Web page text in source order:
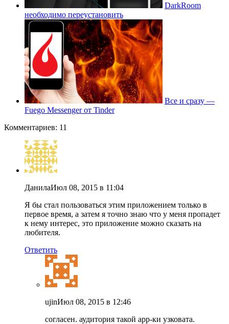
DarkRoom
необходимо переустановить
Все и сразу —
Fuego Messenger от Tinder
Комментариев: 11
ДанилаИюл 08, 2015 в 11:04
Я бы стал пользоваться этим приложением только в
первое время, а затем я точно знаю что у меня пропадет
к нему интерес, это приложение можно сказать на
любителя.
Ответить
ujinИюл 08, 2015 в 12:46
согласен. аудитория такой app-ки узковата.